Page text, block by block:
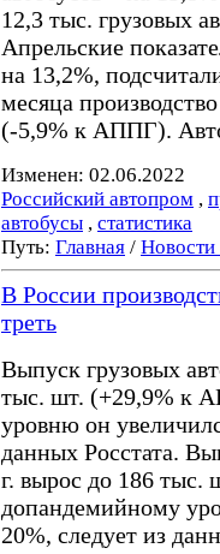
12,3 тыс. грузовых
Апрельские
на 13,2%,
месяца
(-5,9% к АППГ).
Изменен: 02.06.2022
Российский автопром ,
автобусы , статистика
Путь: Главная /
В России
треть
Выпуск грузовых
тыс. шт. (+29,9% к
уровню он
данных Росстата.
г. вырос до 186
допандемийному
20%, следует из